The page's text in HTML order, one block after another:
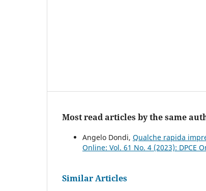
Most read articles by the same
Angelo Dondi, Qualche rapida
Online: Vol. 61 No. 4 (2023): DPCE
Similar Articles